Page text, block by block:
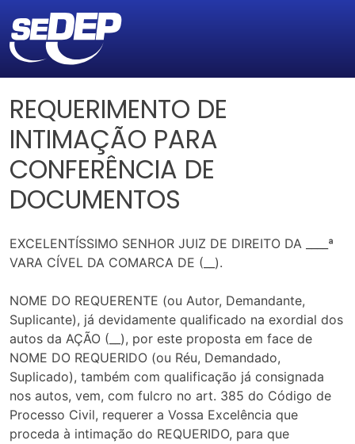
REQUERIMENTO DE
INTIMAÇÃO PARA
CONFERÊNCIA DE
DOCUMENTOS
EXCELENTÍSSIMO SENHOR JUIZ DE DIREITO DA ____ª
VARA CÍVEL DA COMARCA DE (__).
NOME DO REQUERENTE (ou Autor, Demandante,
Suplicante), já devidamente qualificado na exordial dos
autos da AÇÃO (__), por este proposta em face de
NOME DO REQUERIDO (ou Réu, Demandado,
Suplicado), também com qualificação já consignada
nos autos, vem, com fulcro no art. 385 do Código de
Processo Civil, requerer a Vossa Excelência que
proceda à intimação do REQUERIDO, para que